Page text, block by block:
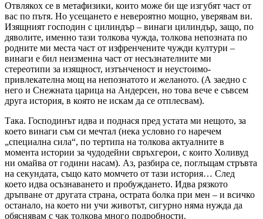
Отвлякох се в метафизики, които може би ще изгубят част от
вас по пътя. Но усещането е невероятно мощно, уверявам ви.
Изящният господин с цилиндър – винаги цилиндър, защо, по
дяволите, именно тази толкова чужда, толкова непозната по
родните ми места част от изфренчените чужди култури –
винаги е бил неизменна част от несъзнателните ми
стереотипи за изящност, изтънченост и неустоимо-
привлекателна мощ на непознатото и желаното. (А заедно с
него и Снежната царица на Андерсен, но това вече е съвсем
друга история, в която не искам да се отплесвам).
Така. Господинът идва и поднася пред устата ми нещото, за
което винаги съм си мечтал (нека условно го наречем
„специална сила“, по тертипа на толкова актуалните в
момента истории за чудодейни свръхгерои, с които Холивуд
ни омайва от години насам). Аз, разбира се, поглъщам стръвта
на секундата, също като момчето от тази история… След
което идва осъзнаването и пробуждането. Идва рязкото
дръпване от другата страна, острата болка при мен – и всичко
останало, на което ни учи животът, сигурно няма нужда да
обяснявам с чак толкова много подробности.